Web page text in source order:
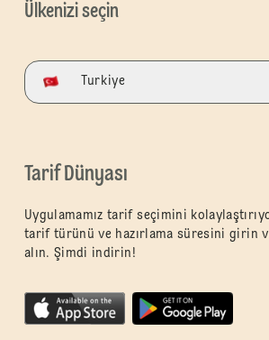
Ülkenizi seçin
Turkiye
Tarif Dünyası
Uygulamamız tarif seçimini
tarif türünü ve hazırlama süresini girin
alın. Şimdi indirin!